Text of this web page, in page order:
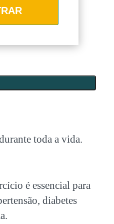
toda a vida.
é essencial para
diabetes